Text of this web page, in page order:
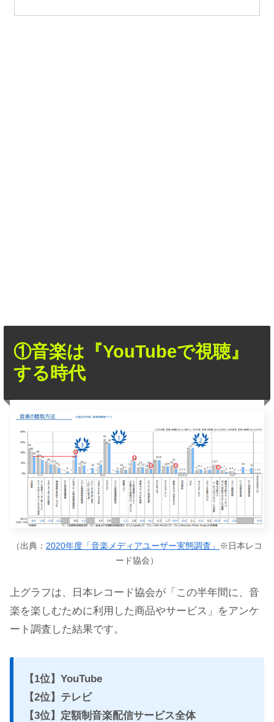
①音楽は『YouTubeで視聴』
する時代
（出典： 2020年度「音楽メディアユーザー実態調査」
※日本レコ
ード協会）
上グラフは、日本レコード協会が「この半年間に、音
楽を楽しむために利用した商品やサービス」をアンケ
ート調査した結果です。
【1位】YouTube
【2位】テレビ
【3位】定額制音楽配信サービス全体